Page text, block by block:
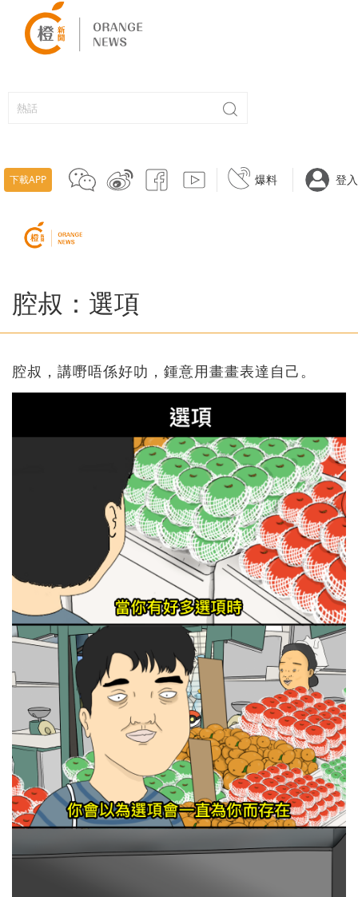
下載APP 爆料 登入
腔叔：選項
腔叔，講嘢唔係好叻，鍾意用畫畫表達自己。